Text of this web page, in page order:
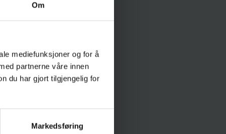
Om
mediefunksjoner og for å
partnerne våre innen
du har gjort tilgjengelig for
Markedsføring